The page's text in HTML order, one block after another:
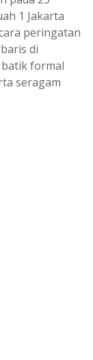
1 Jakarta
peringatan
di
formal
seragam